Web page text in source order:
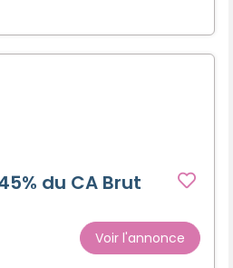
du CA Brut
Voir l'annonce